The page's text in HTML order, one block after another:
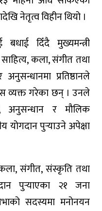
नेतृत्व विहीन थियो ।
बधाई दिँदै मुख्यमन्त्री
कला, संगीत तथा
प्रतिष्ठानले
व्यक्त गरेका छन् । उनले
अनुसन्धान र मौलिक
योगदान पुर्‍याउने अपेक्षा
संगीत, संस्कृति तथा
पुर्‍याएका २१ जना
सदस्यमा मनोनयन